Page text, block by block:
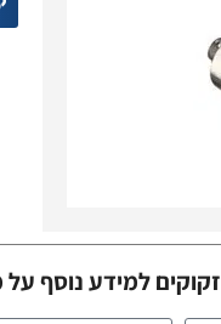
זקוקים למידע נוסף על